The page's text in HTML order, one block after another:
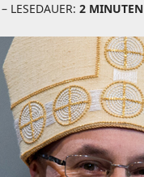
– LESEDAUER: 2 MINUTEN